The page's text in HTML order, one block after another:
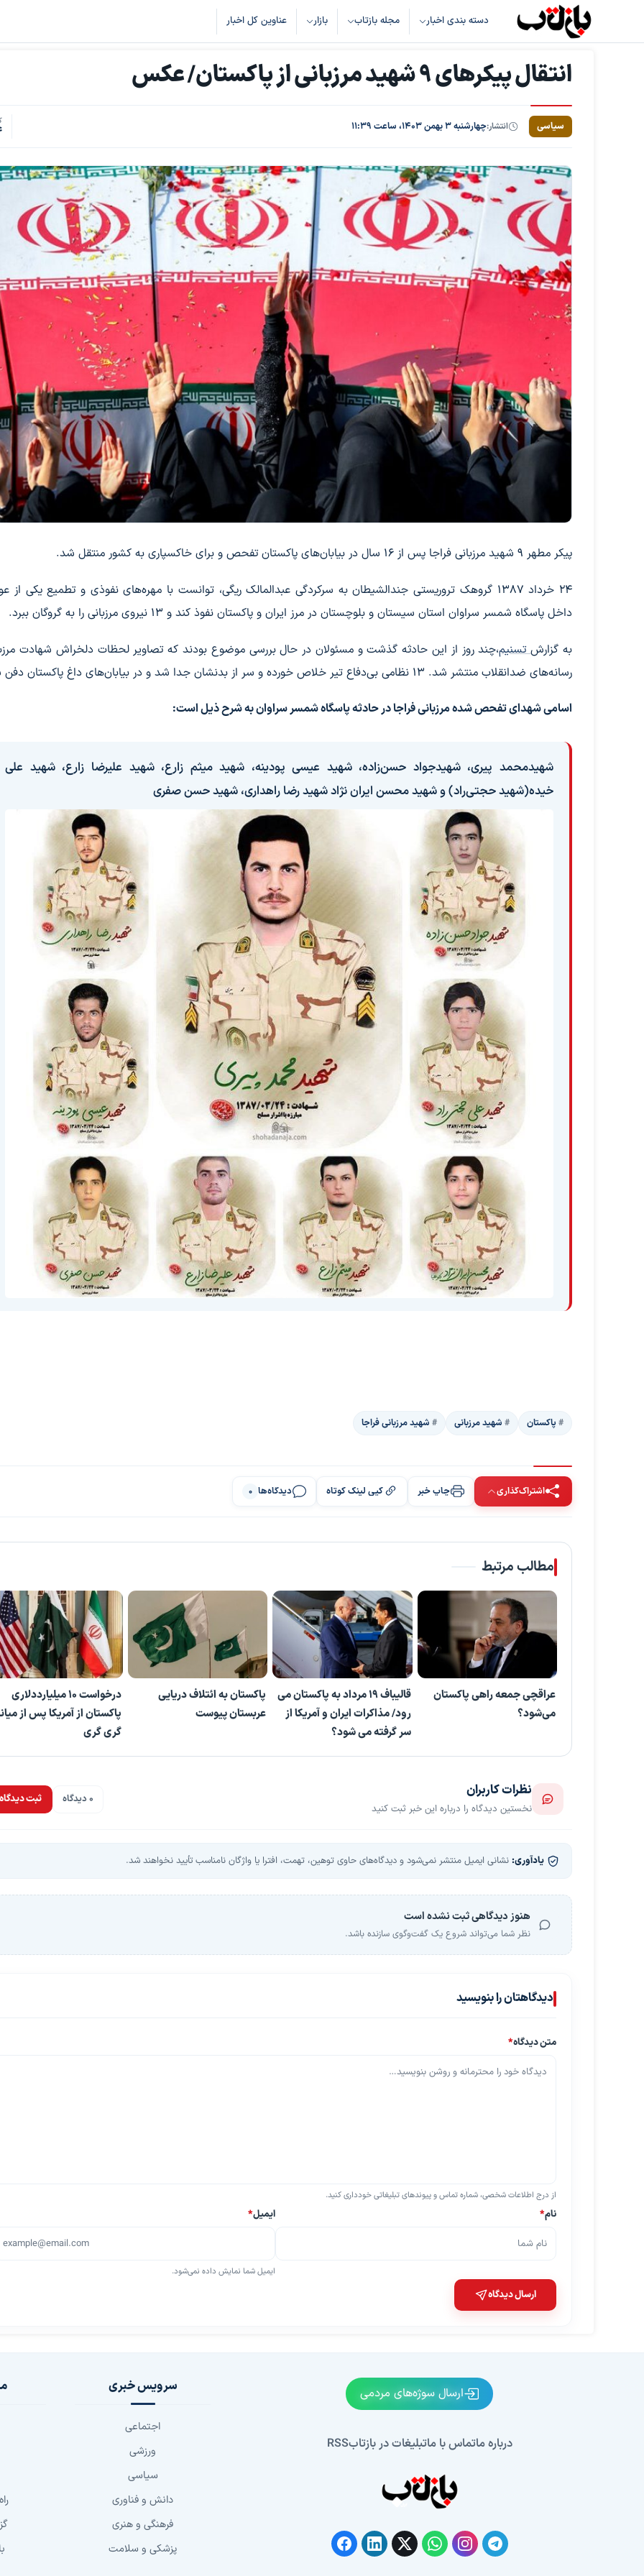
دسته بندی اخبار مجله بازتاب بازار عناوین کل اخبار
انتقال پیکر‌های ۹ شهید مرزبانی از پاکستان/ عکس
سیاسی انتشار:چهارشنبه ۳ بهمن ۱۴۰۳، ساعت ۱۱:۳۹
پیکر مطهر ۹ شهید مرزبانی فراجا پس از ۱۶ سال در بیابان‌های پاکستان تفحص و برای خاکسپاری به کشور منتقل شد.
24 خرداد 1387 گروهک تروریستی جندالشیطان به سرکردگی عبدالمالک ریگی، توانست با مهره‌های نفوذی و تطمیع یکی از
داخل پاسگاه شمسر سراوان استان سیستان و بلوچستان در مرز ایران و پاکستان نفوذ کند و 13 نیروی مرزبانی را به گروگان ببرد.
به گزارشتسنیم،چند روز از این حادثه گذشت و مسئولان در حال بررسی موضوع بودند که تصاویر لحظات دلخراش شهادت
رسانه‌های ضدانقلاب منتشر شد. 13 نظامی بی‌دفاع تیر خلاص خورده و سر از بدنشان جدا شد و در بیابان‌های داغ پاکستان دفن شدند.
اسامی شهدای تفحص شده مرزبانی فراجا در حادثه پاسگاه شمسر سراوان به شرح ذیل است:
شهیدمحمد پیری، شهیدجواد حسن‌زاده، شهید عیسی پودینه، شهید میثم زارع، شهید علیرضا زارع، شهید علی
خیده(شهید حجتی‌راد) و شهید محسن ایران نژاد شهید رضا راهداری، شهید حسن صفری
پاکستان شهید مرزبانی شهید مرزبانی فراجا
اشتراک‌گذاری چاپ خبر کپی لینک کوتاه دیدگاه‌ها 0
مطالب مرتبط
عراقچی جمعه راهی پاکستان
می‌شود؟
قالیباف ۱۹ مرداد به پاکستان می
رود/ مذاکرات ایران و آمریکا از
سر گرفته می شود؟
پاکستان به ائتلاف دریایی
عربستان پیوست
درخواست 10 میلیارددلاری
پاکستان از آمریکا پس از
گری گری
نظرات کاربران
نخستین دیدگاه را درباره این خبر ثبت کنید
0 دیدگاه ثبت دیدگاه
یادآوری: نشانی ایمیل منتشر نمی‌شود و دیدگاه‌های حاوی توهین، تهمت، افترا یا واژگان نامناسب تأیید نخواهند شد.
هنوز دیدگاهی ثبت نشده است
نظر شما می‌تواند شروع یک گفت‌وگوی سازنده باشد.
دیدگاهتان را بنویسید
متن دیدگاه*
از درج اطلاعات شخصی، شماره تماس و پیوندهای تبلیغاتی خودداری کنید.
نام* ایمیل*
ایمیل شما نمایش داده نمی‌شود.
ارسال دیدگاه
ارسال سوژه‌های مردمی
درباره ماتماس با ماتبلیغات در بازتابRSS
سرویس خبری
اجتماعی
ورزشی
سیاسی
دانش و فناوری
فرهنگی و هنری
پزشکی و سلامت